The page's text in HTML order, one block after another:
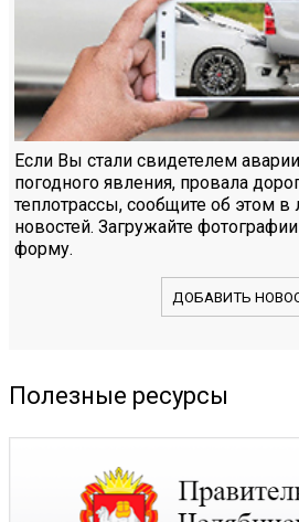
Если Вы стали свидетелем
погодного явления, провала
теплотрассы, сообщите об этом в
новостей. Загружайте
форму.
ДОБАВИТЬ
Полезные ресурсы